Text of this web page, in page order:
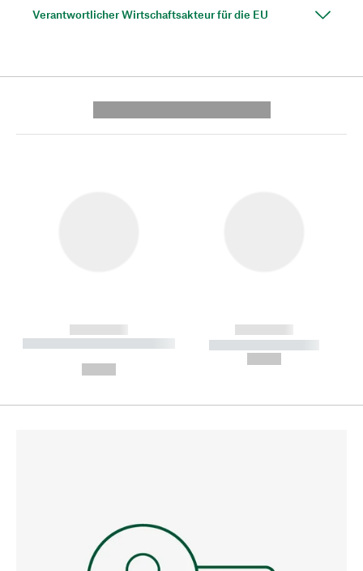
Verantwortlicher Wirtschaftsakteur für die EU
------------
----------- ----------- --------
------------
----------- -----------